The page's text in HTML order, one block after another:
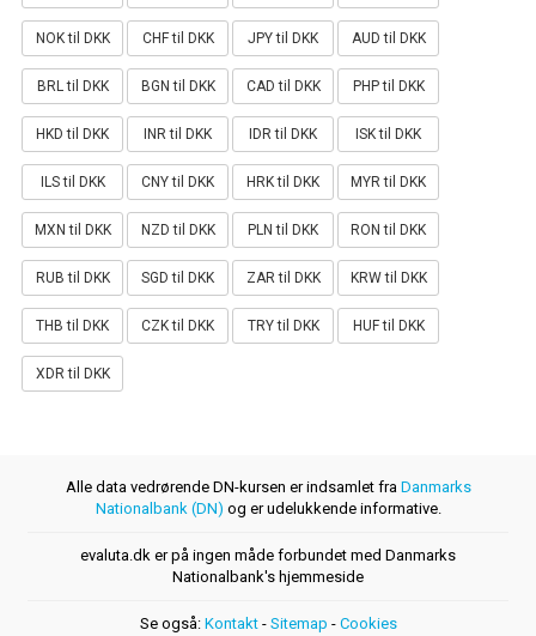
NOK til DKK CHF til DKK JPY til DKK AUD til DKK
BRL til DKK BGN til DKK CAD til DKK PHP til DKK
HKD til DKK INR til DKK IDR til DKK ISK til DKK
ILS til DKK CNY til DKK HRK til DKK MYR til DKK
MXN til DKK NZD til DKK PLN til DKK RON til DKK
RUB til DKK SGD til DKK ZAR til DKK KRW til DKK
THB til DKK CZK til DKK TRY til DKK HUF til DKK
XDR til DKK
Alle data vedrørende DN-kursen er indsamlet fra Danmarks
Nationalbank (DN) og er udelukkende informative.
evaluta.dk er på ingen måde forbundet med Danmarks
Nationalbank's hjemmeside
Se også: Kontakt- Sitemap - Cookies